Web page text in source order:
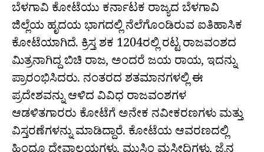
ಬೆಳಗಾವಿ ಕೋಟೆಯು ಕರ್ನಾಟಕ ರಾಜ್ಯದ ಬೆಳಗಾವಿ
ಜಿಲ್ಲೆಯ ಹೃದಯ ಭಾಗದಲ್ಲಿ ನೆಲೆಗೊಂಡಿರುವ ಐತಿಹಾಸಿಕ
ಕೋಟೆಯಾಗಿದೆ. ಕ್ರಿಸ್ತ ಶಕ 1204ರಲ್ಲಿ ರಟ್ಟ ರಾಜವಂಶದ
ಮಿತ್ರನಾಗಿದ್ದ ಬಿಚಿ ರಾಜ, ಅಂದರೆ ಜಯ ರಾಯ, ಇದನ್ನು
ಪ್ರಾರಂಭಿಸಿದರು. ನಂತರದ ಶತಮಾನಗಳಲ್ಲಿ ಈ
ಪ್ರದೇಶವನ್ನು ಆಳಿದ ವಿವಿಧ ರಾಜವಂಶಗಳ
ಆಡಳಿತಗಾರರು ಕೋಟೆಗೆ ಅನೇಕ ನವೀಕರಣಗಳು ಮತ್ತು
ವಿಸ್ತರಣೆಗಳನ್ನು ಮಾಡಿದ್ದಾರೆ. ಕೋಟೆಯ ಆವರಣದಲ್ಲಿ